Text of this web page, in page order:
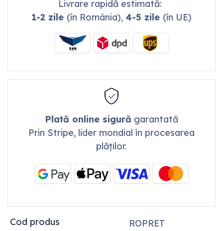
Livrare rapidă estimată:
1-2 zile (în România),4-5 zile (în UE)
Plată online sigură garantată
Prin Stripe, lider mondial în procesarea
plăților.
Cod produs ROPRET